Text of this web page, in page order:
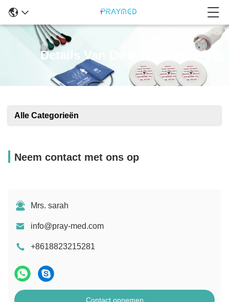
Details Van De Producten
Alle Categorieën
Neem contact met ons op
Mrs. sarah
info@pray-med.com
+8618823215281
Contact opnemen